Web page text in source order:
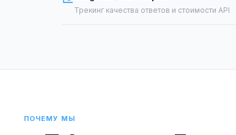
Трекинг качества ответов и стоимости API
ПОЧЕМУ МЫ